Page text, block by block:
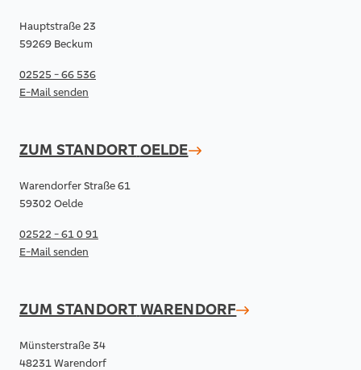
Hauptstraße 23
59269 Beckum
02525 - 66 536
E-Mail senden
ZUM STANDORTOELDE
Warendorfer Straße 61
59302 Oelde
02522 - 61 0 91
E-Mail senden
ZUM STANDORTWARENDORF
Münsterstraße 34
48231 Warendorf